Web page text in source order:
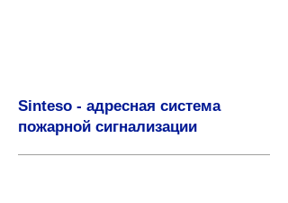
Sinteso - адресная система
пожарной сигнализации